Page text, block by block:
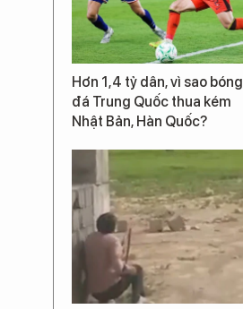
Hơn 1,4 tỷ dân, vì sao bóng
đá Trung Quốc thua kém
Nhật Bản, Hàn Quốc?